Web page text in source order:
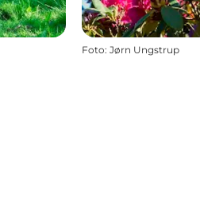
Foto: Jørn Ungstrup